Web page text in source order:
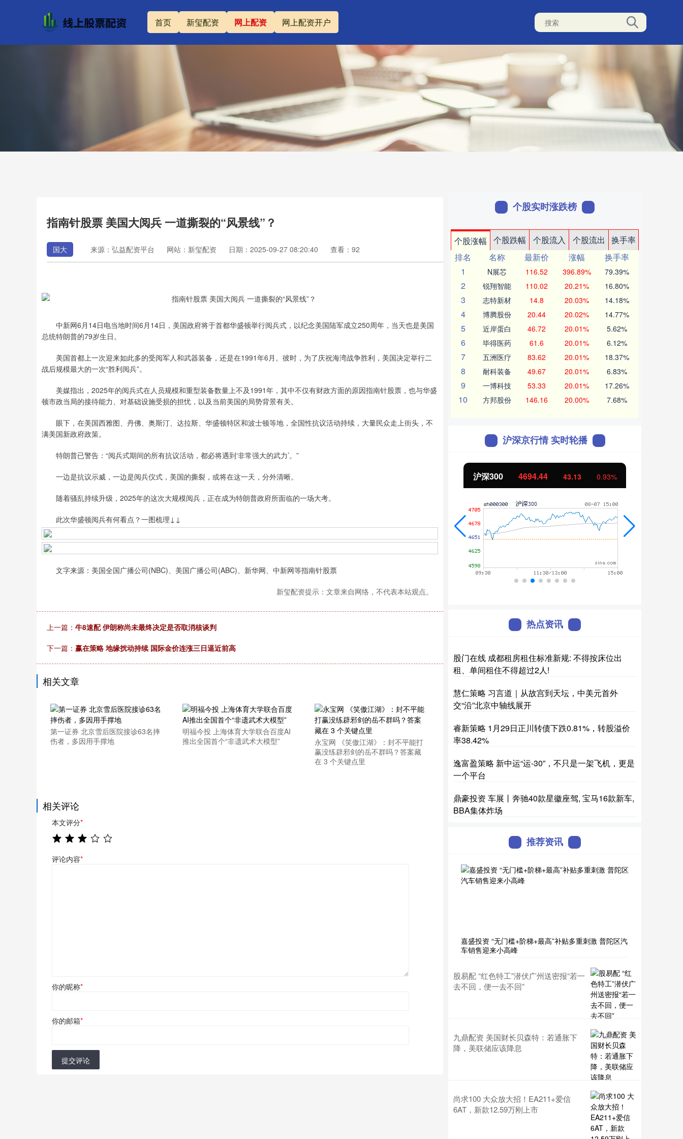
首页 新玺配资 网上配资 网上配资开户
指南针股票 美国大阅兵 一道撕裂的“风景线”？
国大 来源：弘益配资平台 网站：新玺配资 日期：2025-09-27 08:20:40 查看：92
中新网6月14日电当地时间6月14日，美国政府将于首都华盛顿举行阅兵式，以纪念美国陆军成立250周年，当天也是美国
总统特朗普的79岁生日。
美国首都上一次迎来如此多的受阅军人和武器装备，还是在1991年6月。彼时，为了庆祝海湾战争胜利，美国决定举行二
战后规模最大的一次“胜利阅兵”。
美媒指出，2025年的阅兵式在人员规模和重型装备数量上不及1991年，其中不仅有财政方面的原因指南针股票，也与华盛
顿市政当局的接待能力、对基础设施受损的担忧，以及当前美国的局势背景有关。
眼下，在美国西雅图、丹佛、奥斯汀、达拉斯、华盛顿特区和波士顿等地，全国性抗议活动持续，大量民众走上街头，不
满美国新政府政策。
特朗普已警告：“阅兵式期间的所有抗议活动，都必将遇到‘非常强大的武力’。”
一边是抗议示威，一边是阅兵仪式，美国的撕裂，或将在这一天，分外清晰。
随着骚乱持续升级，2025年的这次大规模阅兵，正在成为特朗普政府所面临的一场大考。
此次华盛顿阅兵有何看点？一图梳理↓↓
文字来源：美国全国广播公司(NBC)、美国广播公司(ABC)、新华网、中新网等指南针股票
新玺配资提示：文章来自网络，不代表本站观点。
上一篇： 牛8速配 伊朗称尚未最终决定是否取消核谈判
下一篇： 赢在策略 地缘扰动持续 国际金价连涨三日逼近前高
相关文章
第一证券 北京雪后医院接诊63名摔
伤者，多因用手撑地
明福今投 上海体育大学联合百度AI
推出全国首个“非遗武术大模型”
永宝网 《笑傲江湖》：封不平能打
赢没练辟邪剑的岳不群吗？答案藏
在 3 个关键点里
相关评论
本文评分*
评论内容*
你的昵称*
你的邮箱*
提交评论
个股实时涨跌榜
个股涨幅 个股跌幅 个股流入 个股流出
换手率
排名
名称 最新价 涨幅
换手率
1
N展芯 116.52 396.89% 79.39%
2 锐翔智能 110.02 20.21% 16.80%
3 志特新材 14.8 20.03% 14.18%
4 博腾股份 20.44 20.02% 14.77%
5 近岸蛋白 46.72 20.01% 5.62%
6 毕得医药 61.6 20.01% 6.12%
7 五洲医疗 83.62 20.01% 18.37%
8 耐科装备 49.67 20.01% 6.83%
9 一博科技 53.33 20.01% 17.26%
10 方邦股份 146.16 20.00% 7.68%
沪深京行情 实时轮播
1.02% 深证成指 14311.01 200.89 1.42% 北证50 1134.24 11.37 1.01%
热点资讯
股门在线 成都租房租住标准新规: 不得按床位出
租、单间租住不得超过2人!
慧仁策略 习言道｜从故宫到天坛，中美元首外
交“沿”北京中轴线展开
睿新策略 1月29日正川转债下跌0.81%，转股溢价
率38.42%
逸富盈策略 新中运“运-30”，不只是一架飞机，更是
一个平台
鼎豪投资 车展丨奔驰40款星徽座驾, 宝马16款新车,
BBA集体炸场
推荐资讯
嘉盛投资 “无门槛+阶梯+最高”补贴多重刺激 普陀区汽
车销售迎来小高峰
股易配 “红色特工”潜伏广州送密报“若一
去不回，便一去不回”
九鼎配资 美国财长贝森特：若通胀下
降，美联储应该降息
尚求100 大众放大招！EA211+爱信
6AT，新款12.59万刚上市